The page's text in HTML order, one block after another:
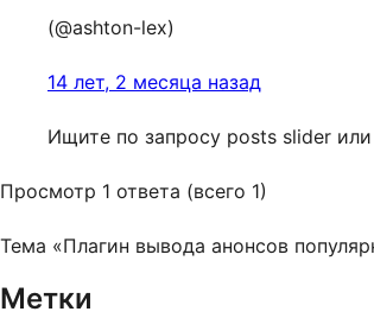
(@ashton-lex)
14 лет, 2 месяца назад
Ищите по запросу posts slider
Просмотр 1 ответа (всего 1)
Тема «Плагин вывода анонсов
Метки